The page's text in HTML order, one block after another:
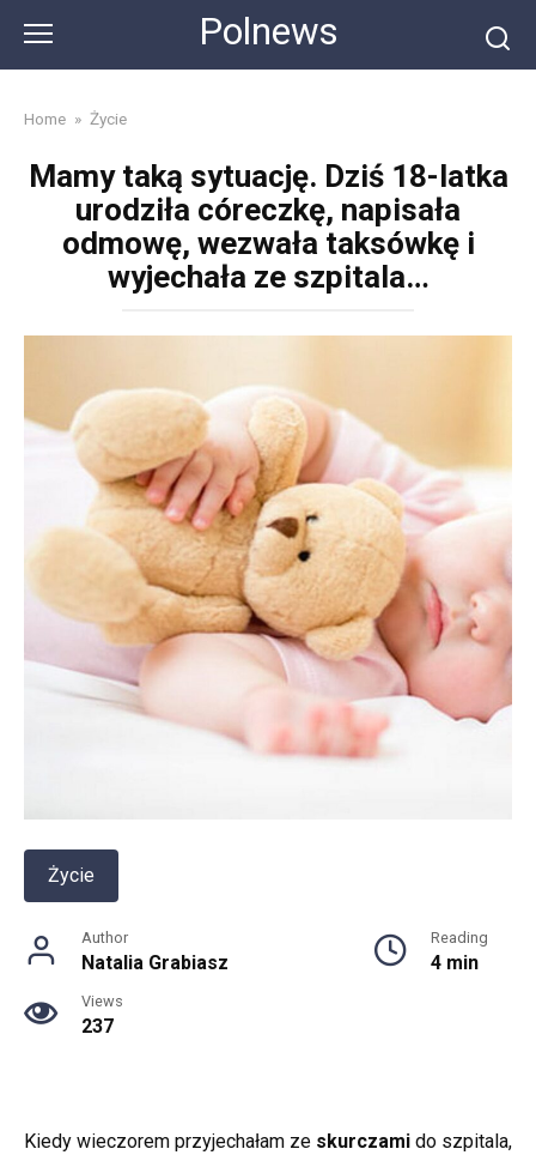
content
Polnews
Home » Życie
Mamy taką sytuację. Dziś 18-latka
urodziła córeczkę, napisała
odmowę, wezwała taksówkę i
wyjechała ze szpitala…
Życie
Author
Natalia Grabiasz
Reading
4 min
Views
237
Kiedy wieczorem przyjechałam ze skurczami do szpitala,